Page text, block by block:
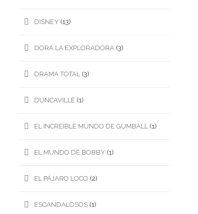
DISNEY (13)
DORA LA EXPLORADORA (3)
DRAMA TOTAL (3)
DUNCAVILLE (1)
EL INCREÍBLE MUNDO DE GUMBALL (1)
EL MUNDO DE BOBBY (1)
EL PÁJARO LOCO (2)
ESCANDALOSOS (1)